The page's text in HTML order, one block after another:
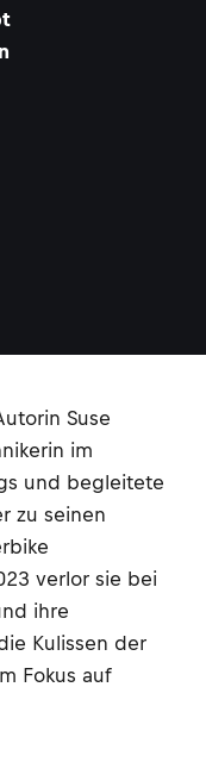
Suse
im
und begleitete
zu seinen
verlor sie bei
ihre
Kulissen der
Fokus auf